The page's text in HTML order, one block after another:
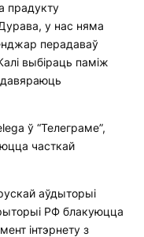
прадукту
у нас няма
перадаваў
выбіраць паміж
ў “Телеграме”,
часткай
аўдыторыі
РФ блакуюцца
інтэрнету з